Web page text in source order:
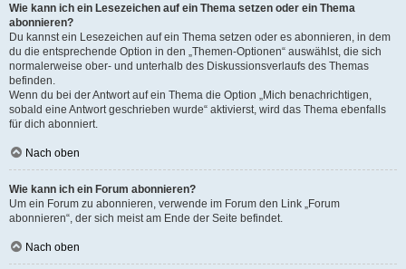
Wie kann ich ein Lesezeichen auf ein Thema setzen oder ein Thema
abonnieren?
Du kannst ein Lesezeichen auf ein Thema setzen oder es abonnieren, in dem
du die entsprechende Option in den „Themen-Optionen“ auswählst, die sich
normalerweise ober- und unterhalb des Diskussionsverlaufs des Themas
befinden.
Wenn du bei der Antwort auf ein Thema die Option „Mich benachrichtigen,
sobald eine Antwort geschrieben wurde“ aktivierst, wird das Thema ebenfalls
für dich abonniert.
Nach oben
Wie kann ich ein Forum abonnieren?
Um ein Forum zu abonnieren, verwende im Forum den Link „Forum
abonnieren“, der sich meist am Ende der Seite befindet.
Nach oben